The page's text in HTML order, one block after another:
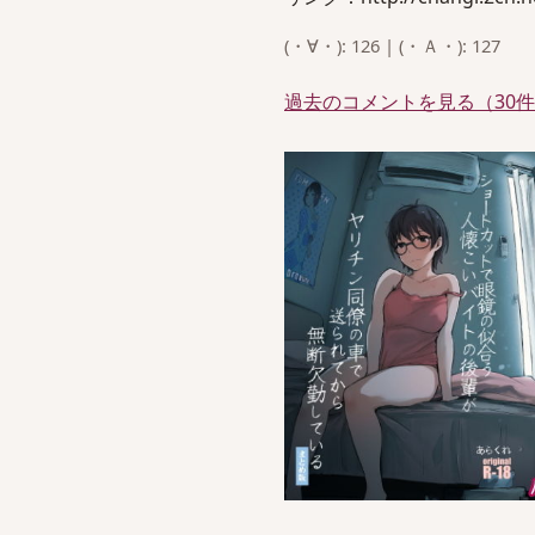
(・∀・): 126 | (・Ａ・): 127
過去のコメントを見る（30